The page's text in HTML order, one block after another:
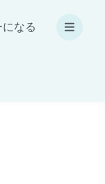
なる